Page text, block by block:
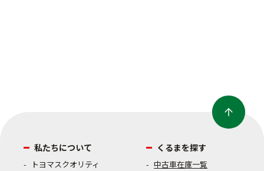
私たちについて
トヨマスクオリティ
くるまを探す
中古車在庫一覧